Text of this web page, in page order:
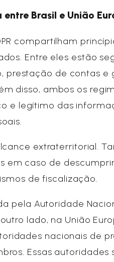
Brasil e União
compartilham
Entre eles estão
prestação de contas e
disso, ambos os
e legítimo das
extraterritorial.
em caso de
de fiscalização.
pela Autoridade
lado, na União
nacionais de
Essas autoridades